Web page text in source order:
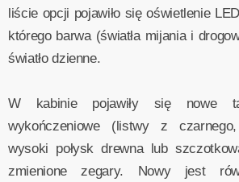
liście opcji pojawiło się oświetlenie
którego barwa (światła mijania i
światło dzienne.
W kabinie pojawiły się nowe
wykończeniowe (listwy z
wysoki połysk drewna lub
zmienione zegary. Nowy jest